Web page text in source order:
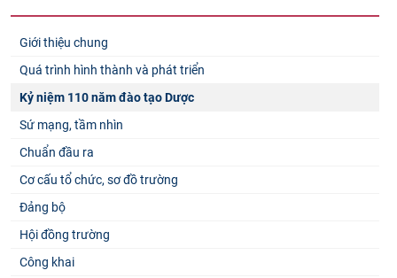
Giới thiệu chung
Quá trình hình thành và phát triển
Kỷ niệm 110 năm đào tạo Dược
Sứ mạng, tầm nhìn
Chuẩn đầu ra
Cơ cấu tổ chức, sơ đồ trường
Đảng bộ
Hội đồng trường
Công khai